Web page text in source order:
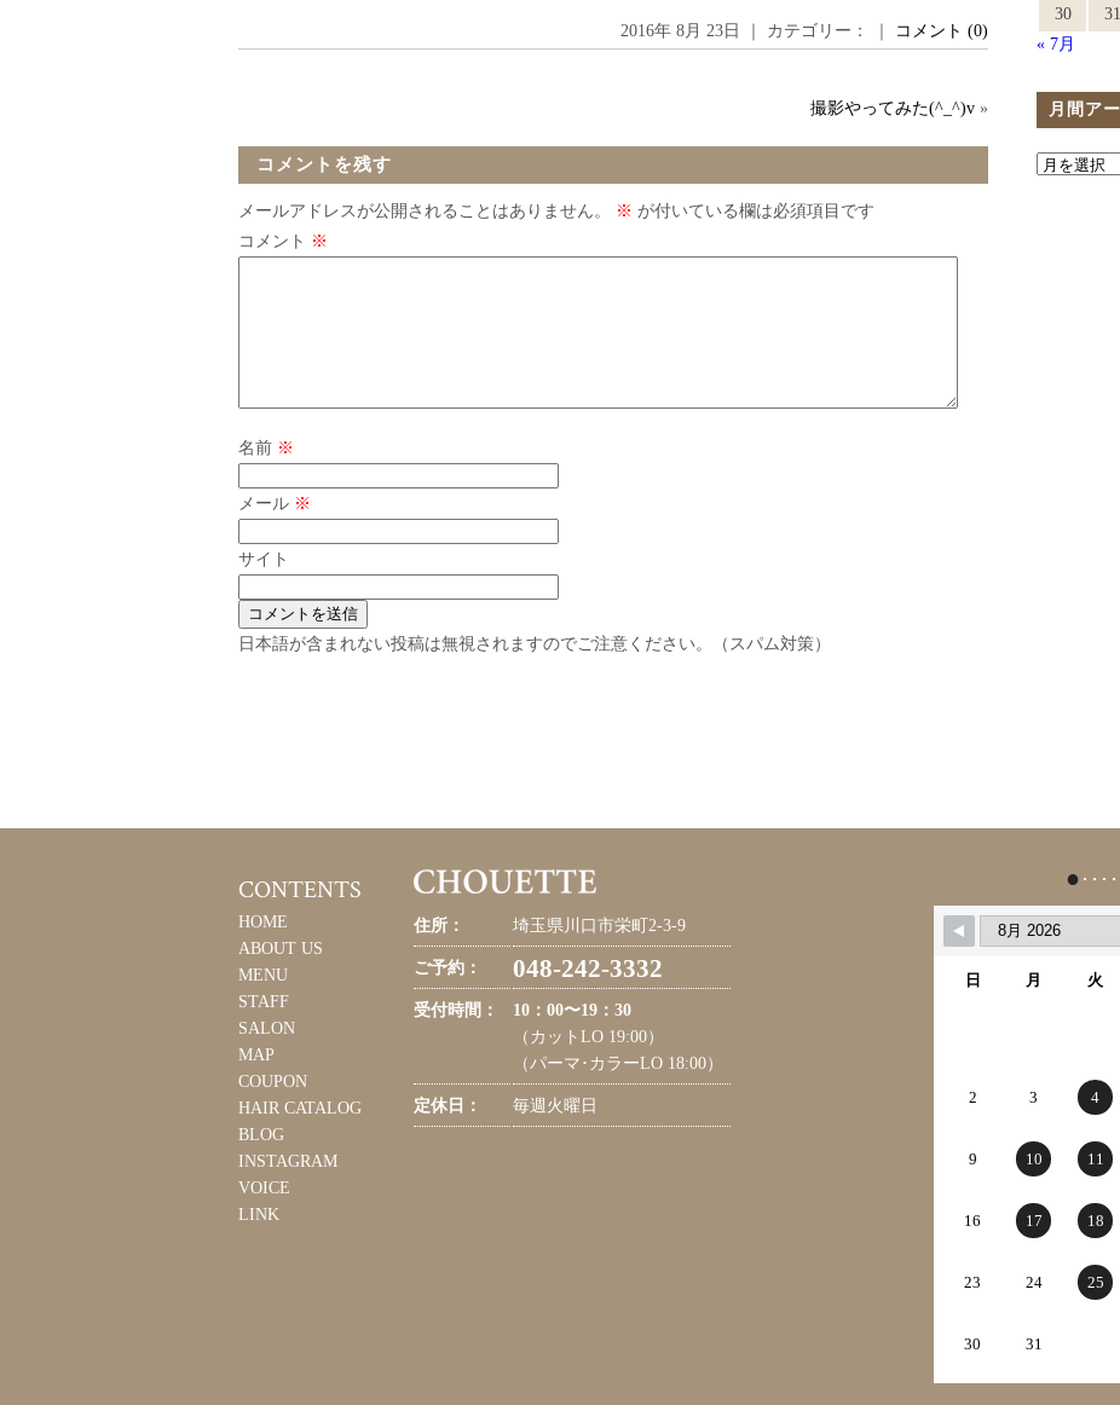
2016年 8月 23日 ｜ カテゴリー： ｜ コメント (0)
撮影やってみた(^_^)v »
コメントを残す
メールアドレスが公開されることはありません。 ※ が付いている欄は必須項目です
コメント ※
名前 ※
メール ※
サイト
日本語が含まれない投稿は無視されますのでご注意ください。（スパム対策）
30
31
« 7月
月間ア
CONTENTS
HOME
ABOUT US
MENU
STAFF
SALON
MAP
COUPON
HAIR CATALOG
BLOG
INSTAGRAM
VOICE
LINK
住所： 埼玉県川口市栄町2-3-9
ご予約： 048-242-3332
受付時間：
10：00〜19：30
（カットLO 19:00）
（パーマ･カラーLO 18:00）
定休日： 毎週火曜日
● ･･･
日 月 火
2 3 4
9 10 11
16 17 18
23 24 25
30 31